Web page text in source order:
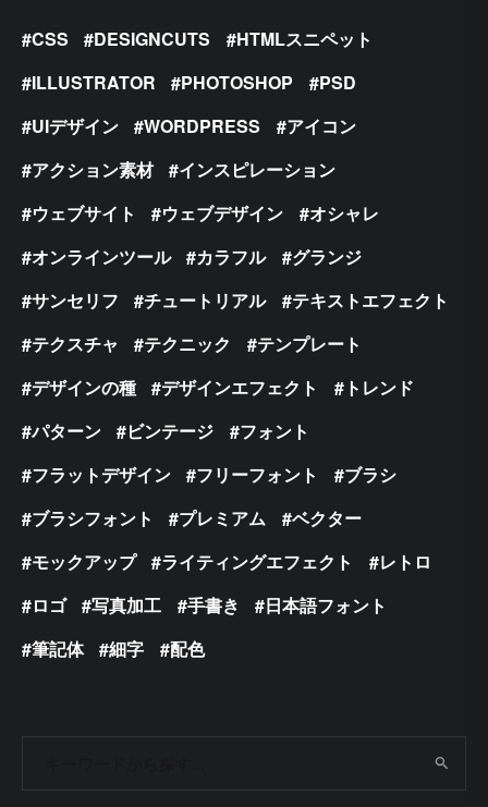
CSS DESIGNCUTS
HTMLスニペット
ILLUSTRATOR
PHOTOSHOP
PSD
UIデザイン
WORDPRESS
アイコン
アクション素材
インスピレーション
ウェブサイト
ウェブデザイン
オシャレ
オンラインツール
カラフル
グランジ
サンセリフ
チュートリアル
テキストエフェクト
テクスチャ
テクニック
テンプレート
デザインの種
デザインエフェクト
トレンド
パターン
ビンテージ
フォント
フラットデザイン
フリーフォント
ブラシ
ブラシフォント
プレミアム
ベクター
モックアップ
ライティングエフェクト
レトロ
ロゴ
写真加工 手書き
日本語フォント
筆記体
細字 配色